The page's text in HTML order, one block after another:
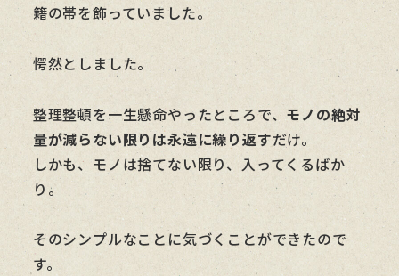
籍の帯を飾っていました。
愕然としました。
整理整頓を一生懸命やったところで、 モノの絶対
量が減らない限りは永遠に繰り返すだけ。
しかも、モノは捨てない限り、入ってくるばか
り。
そのシンプルなことに気づくことができたので
す。